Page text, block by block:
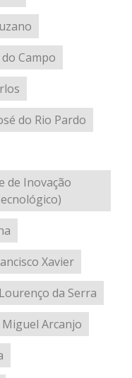
Campo
do Rio Pardo
de Inovação
Xavier
da Serra
Miguel Arcanjo